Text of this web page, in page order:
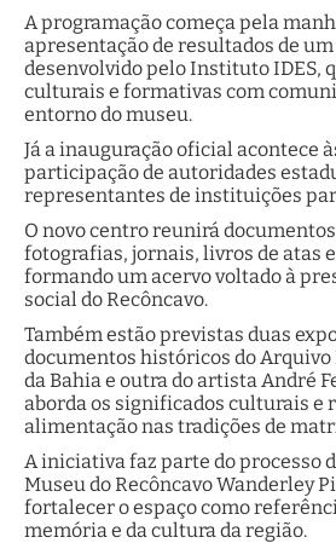
A programação começa pela
apresentação de resultados de
desenvolvido pelo Instituto IDES,
culturais e formativas com
entorno do museu.
Já a inauguração oficial acontece
participação de autoridades
representantes de instituições
O novo centro reunirá
fotografias, jornais, livros de atas
formando um acervo voltado à
social do Recôncavo.
Também estão previstas duas
documentos históricos do Arquivo
da Bahia e outra do artista André
aborda os significados culturais e
alimentação nas tradições de
A iniciativa faz parte do processo
Museu do Recôncavo Wanderley
fortalecer o espaço como
memória e da cultura da região.